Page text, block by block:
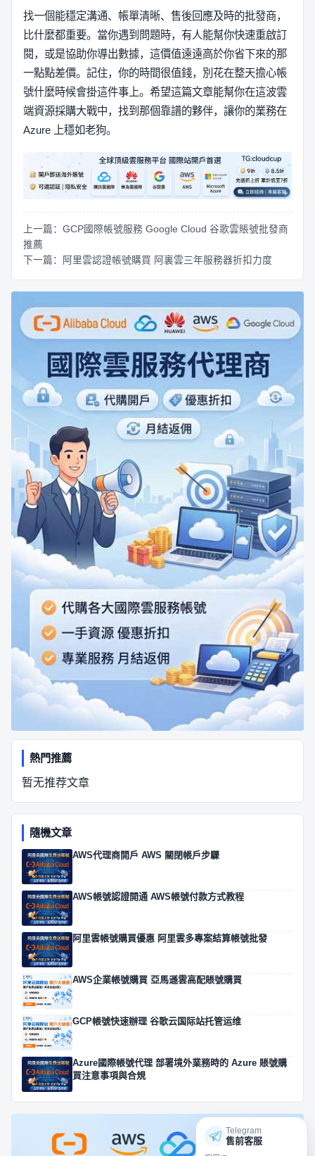
找一個能穩定溝通、帳單清晰、售後回應及時的批發商，
比什麼都重要。當你遇到問題時，有人能幫你快速重啟訂
閱，或是協助你導出數據，這價值遠遠高於你省下來的那
一點點差價。記住，你的時間很值錢，別花在整天擔心帳
號什麼時候會掛這件事上。希望這篇文章能幫你在這波雲
端資源採購大戰中，找到那個靠譜的夥伴，讓你的業務在
Azure 上穩如老狗。
上一篇：GCP國際帳號服務 Google Cloud 谷歌雲賬號批發商
推薦
下一篇：阿里雲認證帳號購買 阿裏雲三年服務器折扣力度
熱門推薦
暂无推荐文章
隨機文章
AWS代理商開戶 AWS 關閉帳戶步驟
AWS帳號認證開通 AWS帳號付款方式教程
阿里雲帳號購買優惠 阿里雲多專案結算帳號批發
AWS企業帳號購買 亞馬遜雲高配賬號購買
GCP帳號快速辦理 谷歌云国际站托管运维
Azure國際帳號代理 部署境外業務時的 Azure 賬號購
買注意事項與合規
Telegram
售前客服